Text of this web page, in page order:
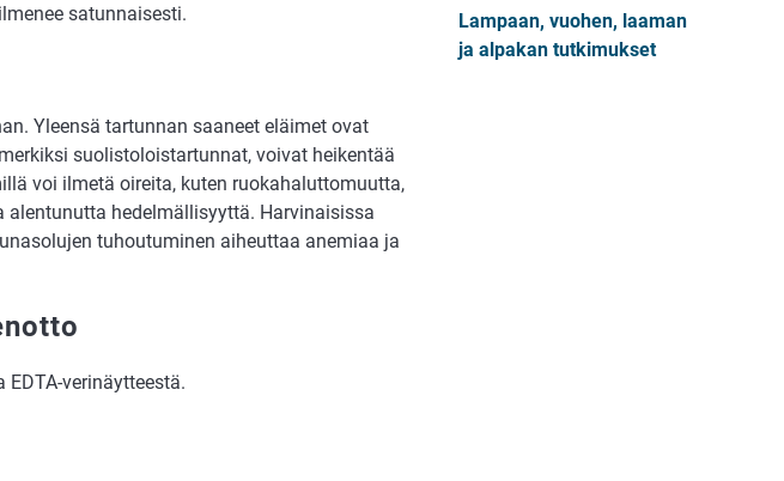
satunnaisesti.
Yleensä tartunnan saaneet eläimet ovat
suolistoloistartunnat, voivat heikentää
voi ilmetä oireita, kuten ruokahaluttomuutta,
hedelmällisyyttä. Harvinaisissa
tuhoutuminen aiheuttaa anemiaa ja
verinäytteestä.
Lampaan, vuohen, laaman
ja alpakan tutkimukset